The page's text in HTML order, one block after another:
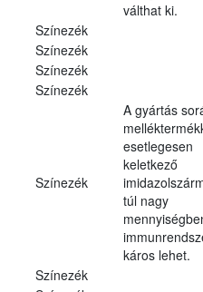
válthat ki.
Színezék
Színezék
Színezék
Színezék
Színezék
A gyártás
esetlegesen
keletkező
túl nagy
káros lehet.
Színezék